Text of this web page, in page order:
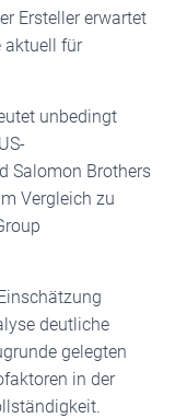
Ersteller erwartet
aktuell für
unbedingt
Salomon Brothers
Vergleich zu
deutliche
gelegten
in der